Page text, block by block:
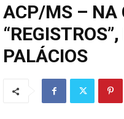
ACP/MS – NA
PALÁCIOS